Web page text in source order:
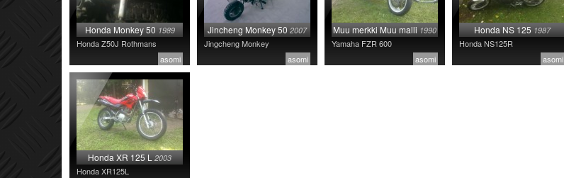
Honda Monkey 501989
Honda Z50J Rothmans
asomi
Jincheng Monkey 502007
Jingcheng Monkey
asomi
Muu merkki Muu malli1990
Yamaha FZR 600
asomi
Honda NS 1251987
Honda NS125R
asomi
Honda XR 125 L2003
Honda XR125L